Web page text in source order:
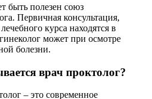
быть полезен союз
Первичная консультация,
курса находятся в
может при осмотре
болезни.
врач проктолог?
– это современное